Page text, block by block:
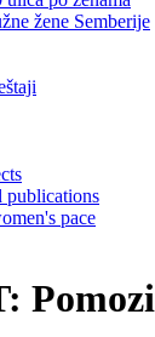
žene Semberije
publications
pace